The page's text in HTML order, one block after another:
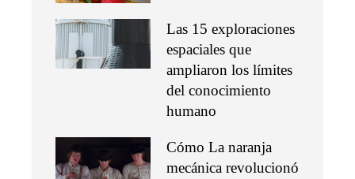
Las 15 exploraciones
espaciales que
ampliaron los límites
del conocimiento
humano
Cómo La naranja
mecánica revolucionó